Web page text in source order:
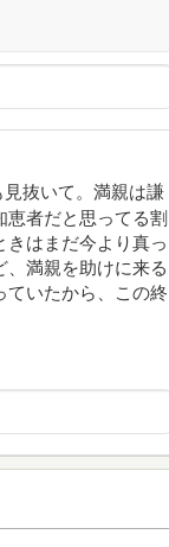
抜いて。満親は謙
者だと思ってる割
はまだ今より真っ
満親を助けに来る
ていたから、この終